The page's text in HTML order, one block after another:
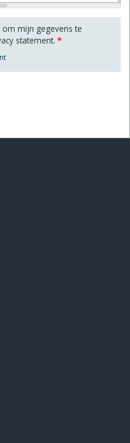
mijn gegevens te
statement. *